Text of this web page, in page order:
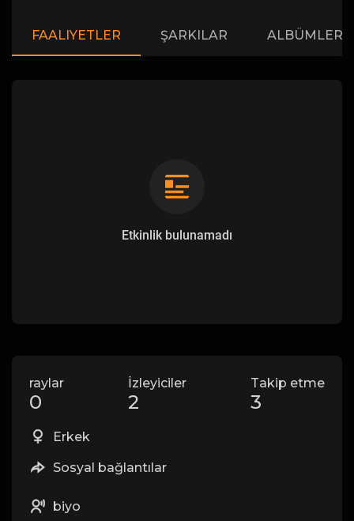
FAALIYETLER ŞARKILAR ALBÜMLER
Etkinlik bulunamadı
raylar
0
İzleyiciler
2
Takip etme
3
Erkek
Sosyal bağlantılar
biyo